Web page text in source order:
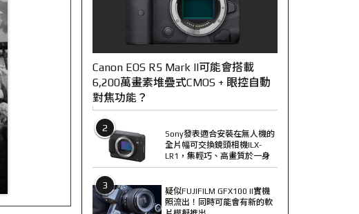
Canon EOS R5 Mark II可能會搭載
6,200萬畫素堆疊式CMOS + 眼控自動
對焦功能？
2
Sony發表適合安裝在無人機的
全片幅可交換鏡頭相機ILX-
LR1，集輕巧、高畫質於一身
3
疑似FUJIFILM GFX100 II實機
照流出！同時可能會有新的軟